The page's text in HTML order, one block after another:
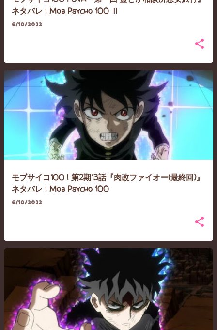
ネタバレ | Mob Psycho 100 Ⅱ
6/10/2022
モブサイコ100 | 第2期13話『肉改ファイオー(最終回)』
ネタバレ | Mob Psycho 100
6/10/2022